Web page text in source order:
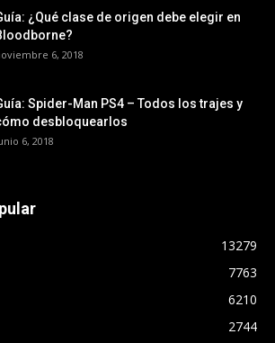
¿Qué clase de origen debe elegir en
6, 2018
Spider-Man PS4 – Todos los trajes y
desbloquearlos
6, 2018
13279
7763
6210
2744